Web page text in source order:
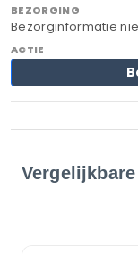
Bezorginformatie
Vergelijkbare